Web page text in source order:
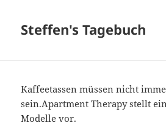
Steffen's Tagebuch
Kaffeetassen müssen nicht
sein.Apartment Therapy stellt
Modelle vor.